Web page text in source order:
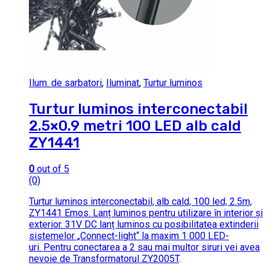
Ilum. de sarbatori, Iluminat, Turtur luminos
Turtur luminos interconectabil
2.5×0.9 metri 100 LED alb cald
ZY1441
0 out of 5
(0)
Turtur luminos interconectabil, alb cald, 100 led, 2.5m,
ZY1441 Emos. Lanț luminos pentru utilizare în interior și
exterior. 31V DC lanț luminos cu posibilitatea extinderii
sistemelor „Connect-light“ la maxim 1 000 LED-
uri. Pentru conectarea a 2 sau mai multor siruri vei avea
nevoie de Transformatorul ZY2005T.